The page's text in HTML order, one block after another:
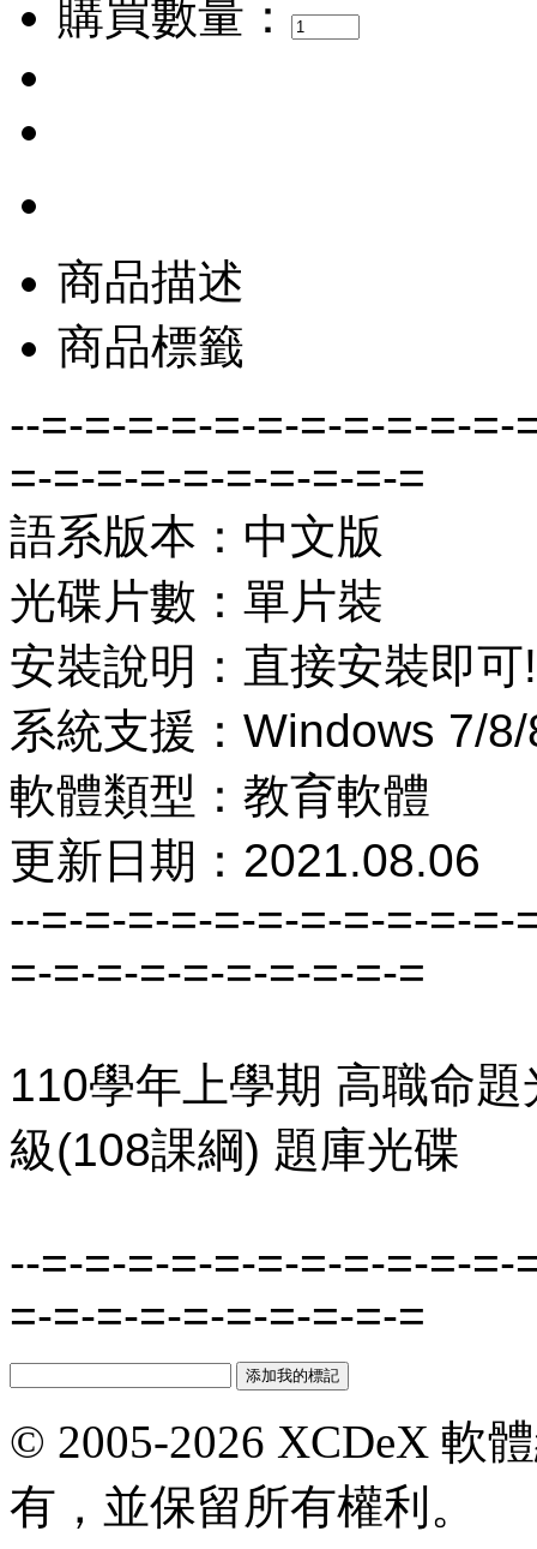
購買數量：
商品描述
商品標籤
--=-=-=-=-=-=-=-=-=-=-
=-=-=-=-=-=-=-=-=-=
語系版本：中文版
光碟片數：單片裝
安裝說明：直接安裝即可!
系統支援：Windows 7/
軟體類型：教育軟體
更新日期：2021.08.06
--=-=-=-=-=-=-=-=-=-=-
=-=-=-=-=-=-=-=-=-=
110學年上學期 高職命
級(108課綱) 題庫光碟
--=-=-=-=-=-=-=-=-=-=-
=-=-=-=-=-=-=-=-=-=
© 2005-2026 XCDeX 軟
有，並保留所有權利。